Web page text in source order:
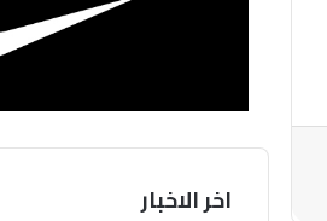
اخر الاخبار